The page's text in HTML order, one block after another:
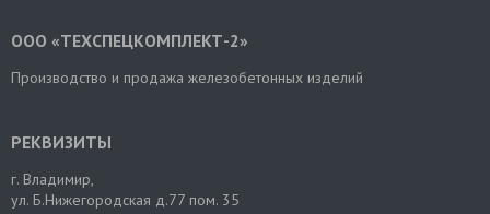
ООО «ТЕХСПЕЦКОМПЛЕКТ-2»
Производство и продажа железобетонных изделий
РЕКВИЗИТЫ
г. Владимир,
ул. Б.Нижегородская д.77 пом. 35